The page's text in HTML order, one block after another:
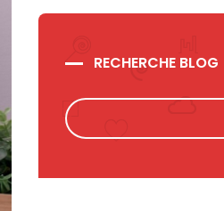
RECHERCHE BLOG